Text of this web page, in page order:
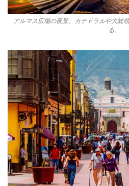
アルマス広場の夜景、カテドラルや大統
る。